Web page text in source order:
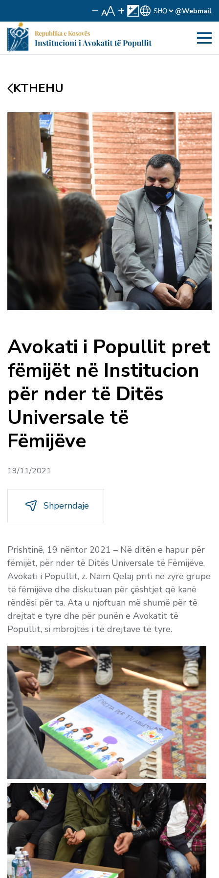
@Webmail
KTHEHU
Avokati i Popullit pret
fëmijët në Institucion
për nder të Ditës
Universale të
Fëmijëve
19/11/2021
Shperndaje
Prishtinë, 19 nëntor 2021 – Në ditën e hapur për
fëmijët, për nder të Ditës Universale të Fëmijëve,
Avokati i Popullit, z. Naim Qelaj priti në zyrë grupe
të fëmijëve dhe diskutuan për çështjet që kanë
rëndësi për ta. Ata u njoftuan më shumë për të
drejtat e tyre dhe për punën e Avokatit të
Popullit, si mbrojtës i të drejtave të tyre.